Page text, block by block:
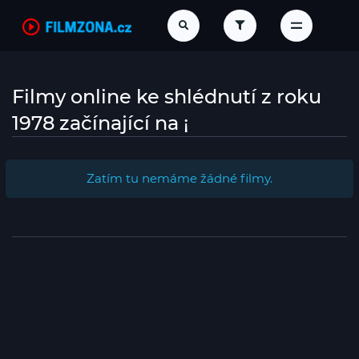
Filmy online ke shlédnutí z roku
1978 začínající na ¡
Zatím tu nemáme žádné filmy.